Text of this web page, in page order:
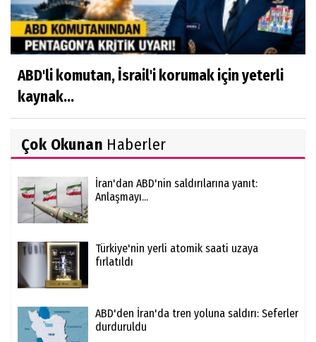
ABD'li komutan, İsrail'i korumak için yeterli
kaynak...
Çok Okunan Haberler
İran'dan ABD'nin saldırılarına yanıt:
Anlaşmayı...
Türkiye'nin yerli atomik saati uzaya
fırlatıldı
ABD'den İran'da tren yoluna saldırı: Seferler
durduruldu